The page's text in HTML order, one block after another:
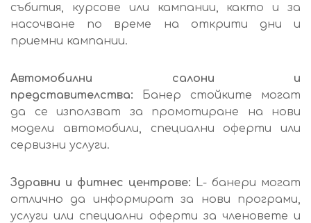
събития, курсове или кампании, както и за
насочване по време на открити дни и
приемни кампании.
Автомобилни салони и
представителства: Банер стойките могат
да се използват за промотиране на нови
модели автомобили, специални оферти или
сервизни услуги.
Здравни и фитнес центрове:
L- банери могат
отлично да информират за нови програми,
услуги или специални оферти за членовете и